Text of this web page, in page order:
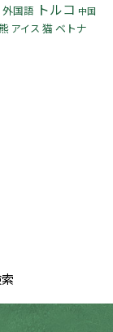
外国語 トルコ 中国
アイス 猫 ベトナ